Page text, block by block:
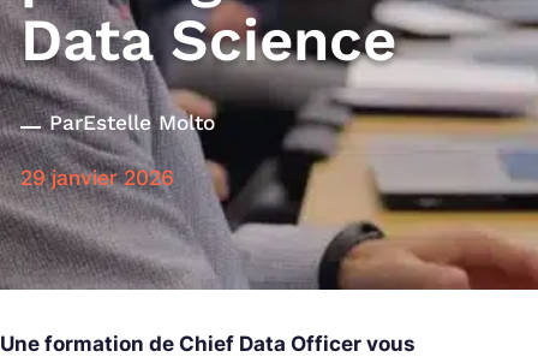
Data Science
ParEstelle Molto
29 janvier 2026
Une formation de Chief Data Officer vous